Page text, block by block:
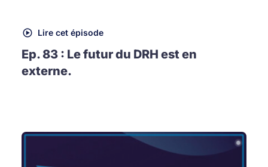
Lire cet épisode
Ep. 83 : Le futur du DRH est en
externe.